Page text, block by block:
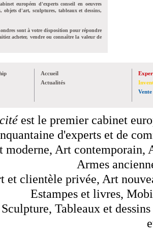
européen d'experts conseil en oeuvres
objets d'art, sculptures, tableaux et dessins,
sont à votre disposition pour répondre
acheter, vendre ou connaître la valeur de
Accueil
Actualités
Vente
est le premier cabinet
d'experts et de
moderne, Art contemporain,
Armes
et clientèle privée, Art
Estampes et livres,
Tableaux et